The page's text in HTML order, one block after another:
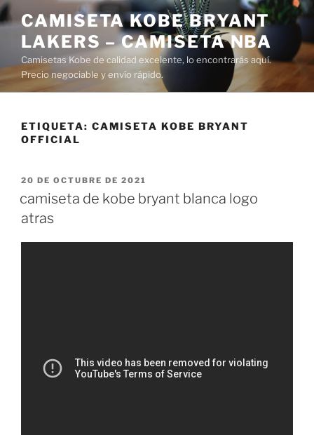
Saltar
al
contenido
CAMISETA KOBE BRYANT
LAKERS – CAMISETA NBA
Camisetas Kobe de calidad excelente, lo encontrarás aquí.
Precio negociable y envío rápido.
ETIQUETA: CAMISETA KOBE BRYANT
OFFICIAL
PUBLICADO
20 DE OCTUBRE DE 2021
camiseta de kobe bryant blanca logo
atras